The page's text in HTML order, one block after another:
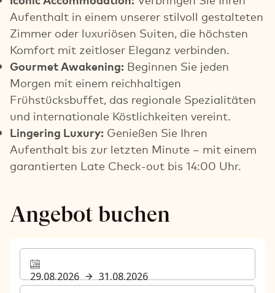
Aufenthalt in einem unserer stilvoll gestalteten
Zimmer oder luxuriösen Suiten, die höchsten
Komfort mit zeitloser Eleganz verbinden.
Gourmet Awakening: Beginnen Sie jeden
Morgen mit einem reichhaltigen
Frühstücksbuffet, das regionale Spezialitäten
und internationale Köstlichkeiten vereint.
Lingering Luxury: Genießen Sie Ihren
Aufenthalt bis zur letzten Minute – mit einem
garantierten Late Check-out bis 14:00 Uhr.
Angebot buchen
29.08.2026
31.08.2026